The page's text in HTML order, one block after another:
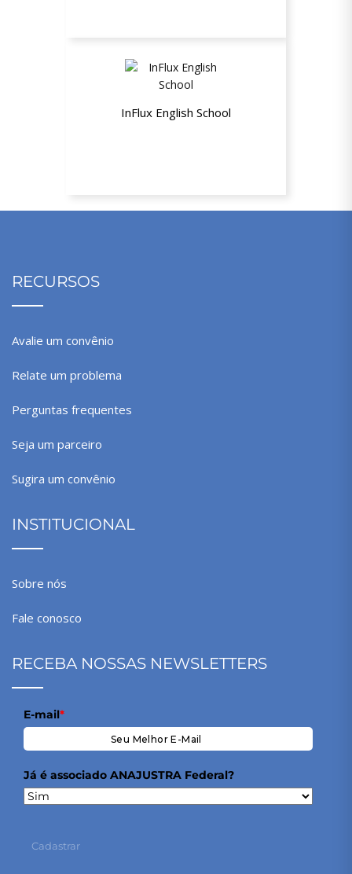
InFlux English School
RECURSOS
Avalie um convênio
Relate um problema
Perguntas frequentes
Seja um parceiro
Sugira um convênio
INSTITUCIONAL
Sobre nós
Fale conosco
RECEBA NOSSAS NEWSLETTERS
E-mail*
Já é associado ANAJUSTRA Federal?
Cadastrar